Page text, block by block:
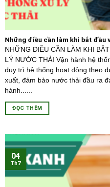
Những điều cần làm khi bắt đầu
NHỮNG ĐIỀU CẦN LÀM KHI
LÝ NƯỚC THẢI Vận hành hệ
duy trì hệ thống hoạt động theo
xuất, đảm bảo nước thải đầu ra
hành......
ĐỌC THÊM
04
Th7